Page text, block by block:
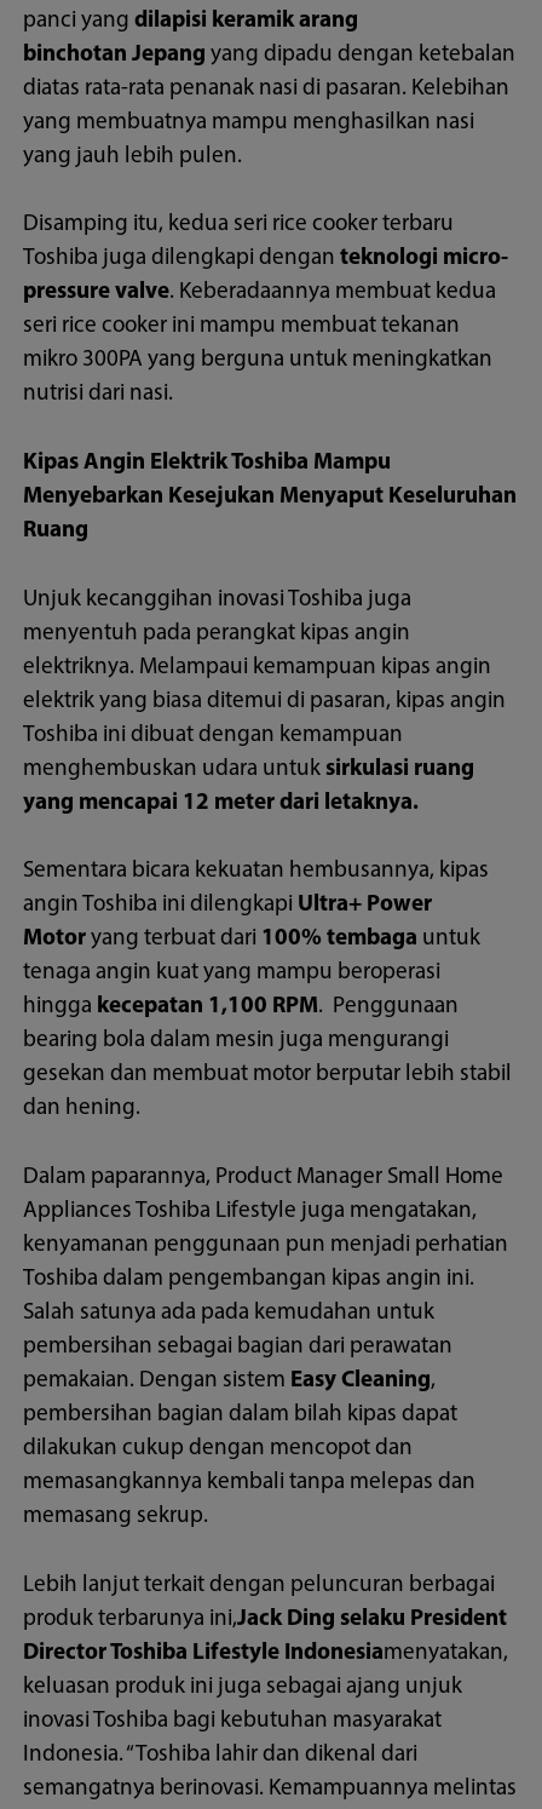
panci yangdilapisi keramik arang
binchotan Jepang yang dipadu dengan ketebalan
diatas rata-rata penanak nasi di pasaran. Kelebihan
yang membuatnya mampu menghasilkan nasi
yang jauh lebih pulen.
Disamping itu, kedua seri rice cooker terbaru
Toshiba juga dilengkapi denganteknologi micro-
pressure valve. Keberadaannya membuat kedua
seri rice cooker ini mampu membuat tekanan
mikro 300PA yang berguna untuk meningkatkan
nutrisi dari nasi.
Kipas Angin Elektrik Toshiba Mampu
Menyebarkan Kesejukan Menyaput Keseluruhan
Ruang
Unjuk kecanggihan inovasi Toshiba juga
menyentuh pada perangkat kipas angin
elektriknya. Melampaui kemampuan kipas angin
elektrik yang biasa ditemui di pasaran, kipas angin
Toshiba ini dibuat dengan kemampuan
menghembuskan udara untuk sirkulasi ruang
yang mencapai 12 meter dari letaknya.
Sementara bicara kekuatan hembusannya, kipas
angin Toshiba ini dilengkapi Ultra+ Power
Motor yang terbuat dari 100% tembaga untuk
tenaga angin kuat yang mampu beroperasi
hingga kecepatan 1,100 RPM. Penggunaan
bearing bola dalam mesin juga mengurangi
gesekan dan membuat motor berputar lebih stabil
dan hening.
Dalam paparannya, Product Manager Small Home
Appliances Toshiba Lifestyle juga mengatakan,
kenyamanan penggunaan pun menjadi perhatian
Toshiba dalam pengembangan kipas angin ini.
Salah satunya ada pada kemudahan untuk
pembersihan sebagai bagian dari perawatan
pemakaian. Dengan sistem Easy Cleaning,
pembersihan bagian dalam bilah kipas dapat
dilakukan cukup dengan mencopot dan
memasangkannya kembali tanpa melepas dan
memasang sekrup.
Lebih lanjut terkait dengan peluncuran berbagai
produk terbarunya ini,Jack Ding selaku President
Director Toshiba Lifestyle Indonesiamenyatakan,
keluasan produk ini juga sebagai ajang unjuk
inovasi Toshiba bagi kebutuhan masyarakat
Indonesia. “Toshiba lahir dan dikenal dari
semangatnya berinovasi. Kemampuannya melintas